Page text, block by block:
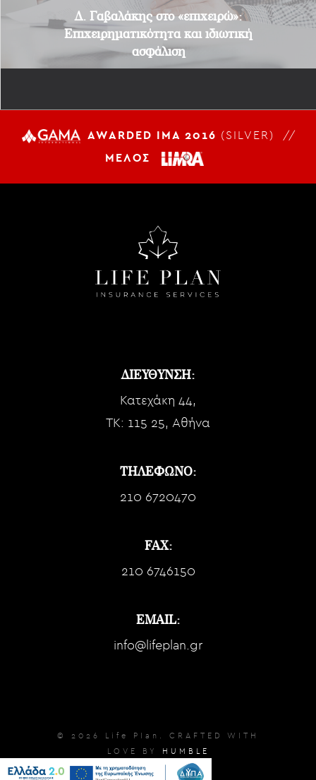
Δ. Γαβαλάκης στο «επιχειρώ»:
Επιχειρηματικότητα και ιδιωτική
ασφάλιση
AWARDED IMA 2016 (SILVER) //
ΜΕΛΟΣ
ΔΙΕΥΘΥΝΣΗ:
Κατεχάκη 44,
TK: 115 25, Αθήνα
ΤΗΛΕΦΩΝΟ:
210 6720470
FAX:
210 6746150
EMAIL:
info@lifeplan.gr
© 2026 Life Plan. CRAFTED WITH
LOVE BY
HUMBLE